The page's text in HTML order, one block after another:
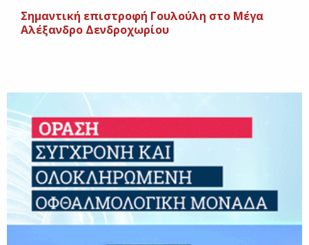
Σημαντική επιστροφή Γουλούλη στο Μέγα
Αλέξανδρο Δενδροχωρίου